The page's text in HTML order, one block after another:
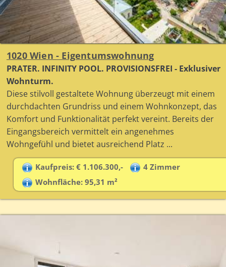
1020 Wien - Eigentumswohnung
PRATER. INFINITY POOL. PROVISIONSFREI - Exklusiver
Wohnturm.
Diese stilvoll gestaltete Wohnung überzeugt mit einem
durchdachten Grundriss und einem Wohnkonzept, das
Komfort und Funktionalität perfekt vereint. Bereits der
Eingangsbereich vermittelt ein angenehmes
Wohngefühl und bietet ausreichend Platz ...
Kaufpreis: € 1.106.300,-
4 Zimmer
Wohnfläche: 95,31 m²